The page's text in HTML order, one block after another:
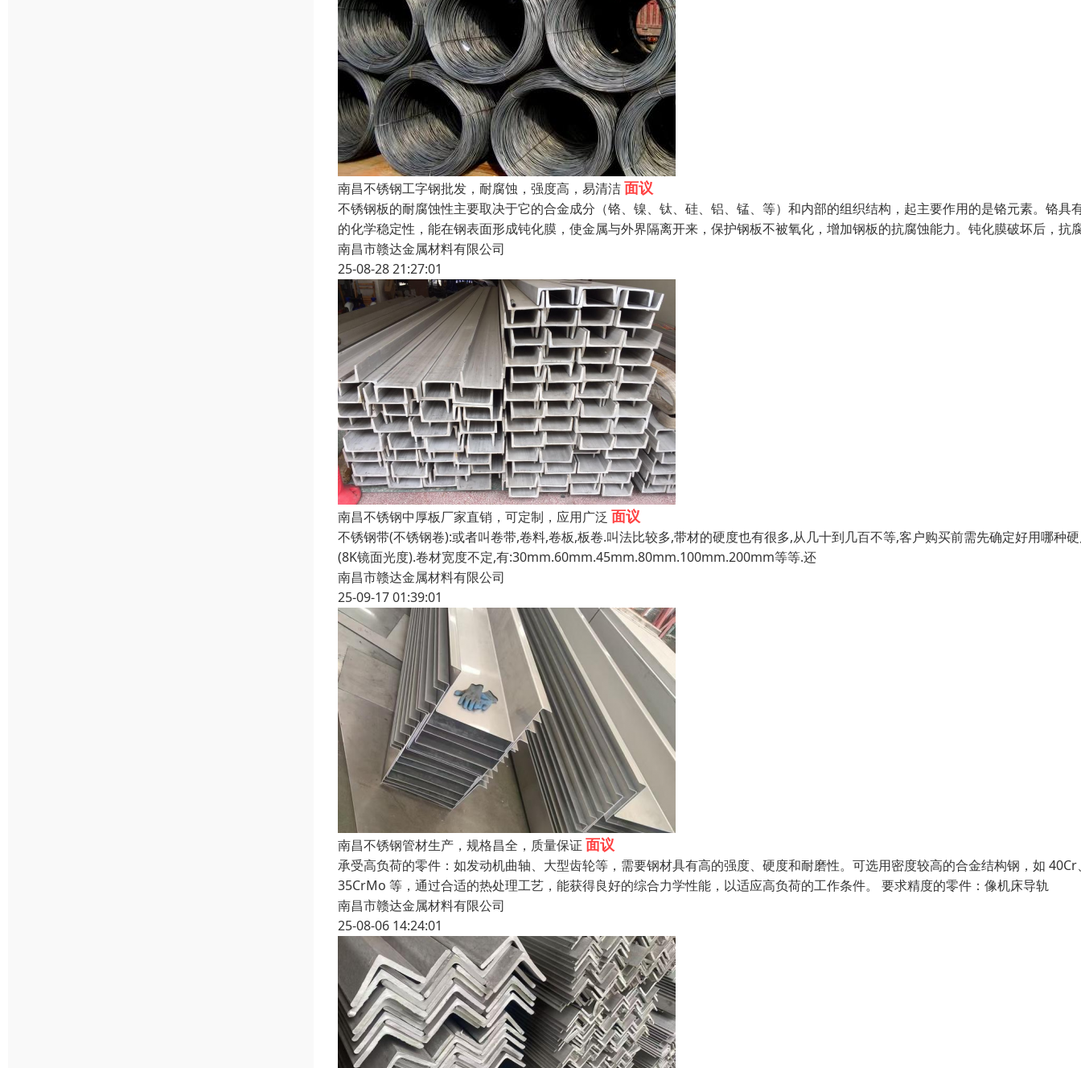
南昌不锈钢工字钢批发，耐腐蚀，强度高，易清洁面议
不锈钢板的耐腐蚀性主要取决于它的合金成分（铬、镍、钛、硅、铝、锰、等）和内部的组织结构，起主要作用的是铬元素。铬具
的化学稳定性，能在钢表面形成钝化膜，使金属与外界隔离开来，保护钢板不被氧化，增加钢板的抗腐蚀能力。钝化膜破坏后，抗
南昌市赣达金属材料有限公司
25-08-28 21:27:01
南昌不锈钢中厚板厂家直销，可定制，应用广泛 面议
不锈钢带(不锈钢卷):或者叫卷带,卷料,卷板,板卷.叫法比较多,带材的硬度也有很多,从几十到几百不等,客户购买前需先确定好用哪种
(8K镜面光度).卷材宽度不定,有:30mm.60mm.45mm.80mm.100mm.200mm等等.还
南昌市赣达金属材料有限公司
25-09-17 01:39:01
南昌不锈钢管材生产，规格昌全，质量保证 面议
承受高负荷的零件：如发动机曲轴、大型齿轮等，需要钢材具有高的强度、硬度和耐磨性。可选用密度较高的合金结构钢，如 40Cr
35CrMo 等，通过合适的热处理工艺，能获得良好的综合力学性能，以适应高负荷的工作条件。 要求精度的零件：像机床导轨
南昌市赣达金属材料有限公司
25-08-06 14:24:01